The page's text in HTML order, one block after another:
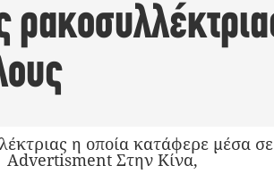
η οποία κατάφερε μέσα
Advertisment Στην Κίνα,